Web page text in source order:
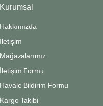
Kurumsal
Hakkımızda
İletişim
Mağazalarımız
İletişim Formu
Havale Bildirim Formu
Kargo Takibi